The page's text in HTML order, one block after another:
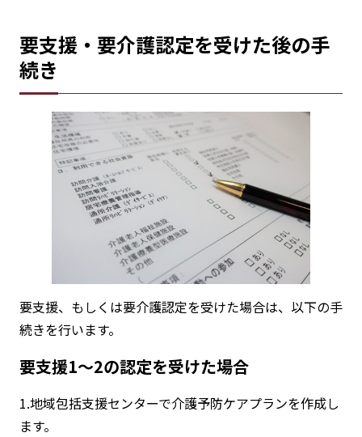
要支援・要介護認定を受けた後の手
続き
要支援、もしくは要介護認定を受けた場合は、以下の手
続きを行います。
要支援1～2の認定を受けた場合
1.地域包括支援センターで介護予防ケアプランを作成し
ます。